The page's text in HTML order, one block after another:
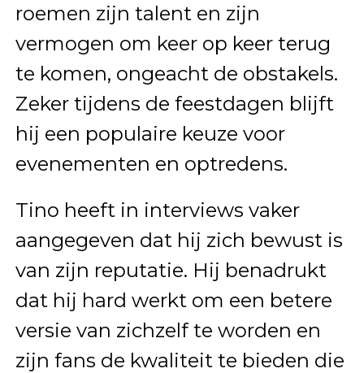
roemen zijn talent en zijn
vermogen om keer op keer terug
te komen, ongeacht de obstakels.
Zeker tijdens de feestdagen blijft
hij een populaire keuze voor
evenementen en optredens.
Tino heeft in interviews vaker
aangegeven dat hij zich bewust is
van zijn reputatie. Hij benadrukt
dat hij hard werkt om een betere
versie van zichzelf te worden en
zijn fans de kwaliteit te bieden die